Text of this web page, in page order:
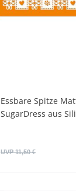
Essbare Spitze
SugarDress aus
UVP 11,50 €